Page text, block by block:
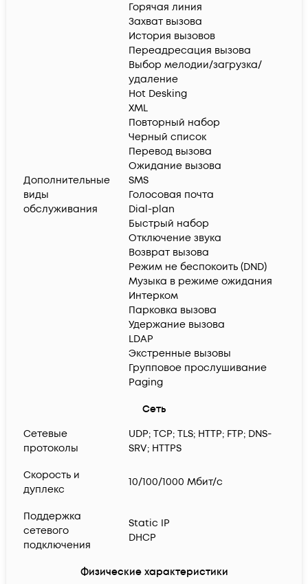
Дополнительные
виды
обслуживания
Горячая линия
Захват вызова
История вызовов
Переадресация вызова
Выбор мелодии/загрузка/
удаление
Hot Desking
XML
Повторный набор
Черный список
Перевод вызова
Ожидание вызова
SMS
Голосовая почта
Dial-plan
Быстрый набор
Отключение звука
Возврат вызова
Режим не беспокоить (DND)
Музыка в режиме ожидания
Интерком
Парковка вызова
Удержание вызова
LDAP
Экстренные вызовы
Групповое прослушивание
Paging
Сеть
Сетевые
протоколы
UDP; TCP; TLS; HTTP; FTP; DNS-
SRV; HTTPS
Скорость и
дуплекс
10/100/1000 Мбит/с
Поддержка
сетевого
подключения
Static IP
DHCP
Физические характеристики